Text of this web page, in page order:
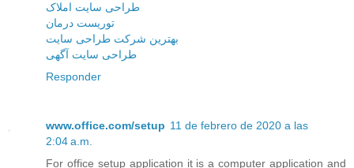
طراحی سایت املاک
توریست درمان
بهترین شرکت طراحی سایت
طراحی سایت آگهی
Responder
www.office.com/setup 11 de febrero de 2020 a las
2:04 a.m.
For office setup application it is a computer application and